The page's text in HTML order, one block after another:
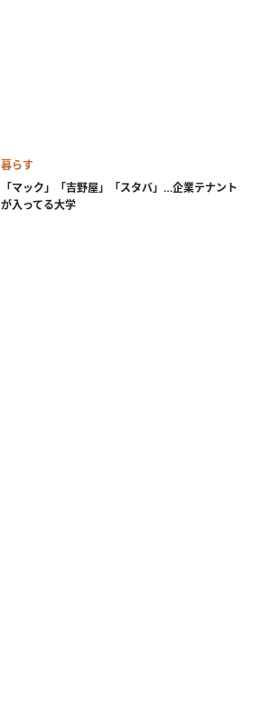
暮らす
「マック」「吉野屋」「スタバ」…企業テナント
が入ってる大学